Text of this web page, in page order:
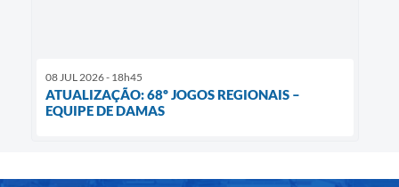
08 JUL 2026 - 18h45
ATUALIZAÇÃO: 68º JOGOS REGIONAIS –
EQUIPE DE DAMAS